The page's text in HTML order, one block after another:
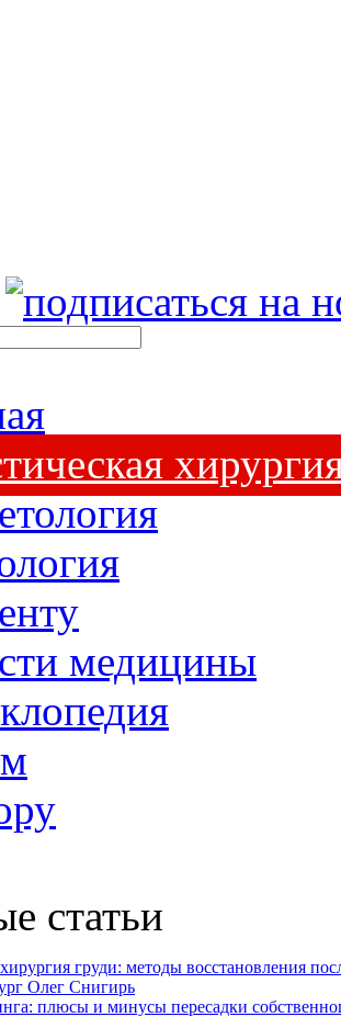
медицины
статьи
груди: методы восстановления
Олег Снигирь
плюсы и минусы пересадки